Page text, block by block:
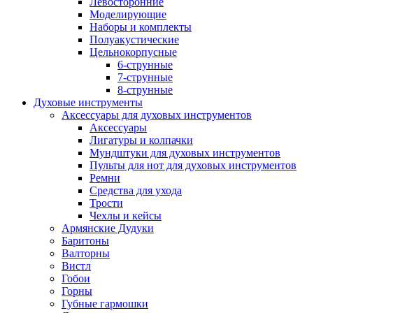
Моделирующие
Наборы и комплекты
Полуакустические
Цельнокорпусные
6-струнные
7-струнные
8-струнные
Духовые инструменты
Аксессуары для духовых инструментов
Аксессуары
Лигатуры и колпачки
Мундштуки для духовых инструментов
Пульты для нот для духовых инструментов
Ремни
Средства для ухода
Трости
Чехлы и кейсы
Армянские Дудуки
Баритоны
Валторны
Вистл
Гобои
Горны
Губные гармошки